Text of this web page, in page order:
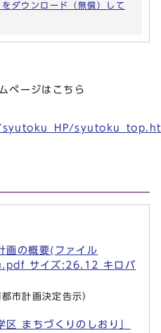
ダウンロード（無償）して
ージはこちら
画の概要(ファイル
サイズ:26.12 キロバ
市計画決定告示）
区 まちづくりのしおり」